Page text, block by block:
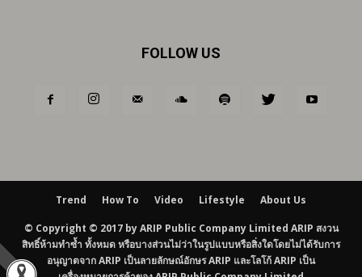
FOLLOW US
Trend How To Video Lifestyle About Us
© Copyright © 2017 by ARIP Public Company Limited ARIP สงวน
สิทธิ์ห้ามทำซ้ำ ทั้งหมด หรือบางส่วนไม่ว่าในรูปแบบหรือสิ่งใดโดยไม่ได้รับการ
อนุญาตจาก ARIP เป็นลายลักษณ์อักษร ARIP และโลโก้ ARIP เป็น